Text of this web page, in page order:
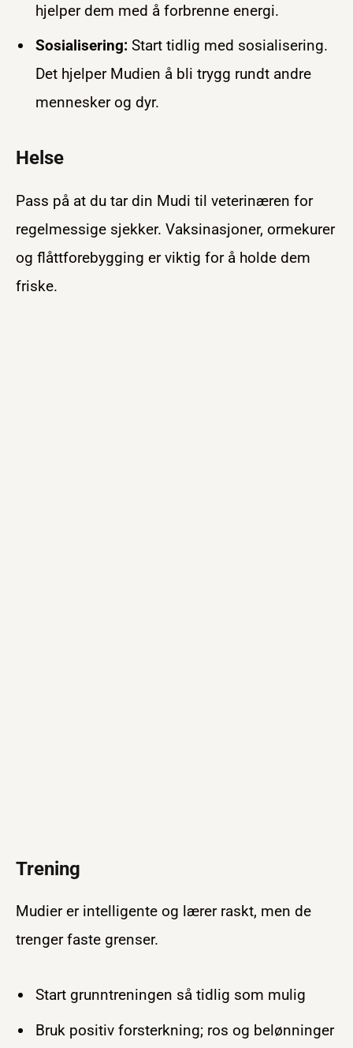
hjelper dem med å forbrenne energi.
Sosialisering: Start tidlig med sosialisering.
Det hjelper Mudien å bli trygg rundt andre
mennesker og dyr.
Helse
Pass på at du tar din Mudi til veterinæren for
regelmessige sjekker. Vaksinasjoner, ormekurer
og flåttforebygging er viktig for å holde dem
friske.
Trening
Mudier er intelligente og lærer raskt, men de
trenger faste grenser.
Start grunntreningen så tidlig som mulig
Bruk positiv forsterkning; ros og belønninger